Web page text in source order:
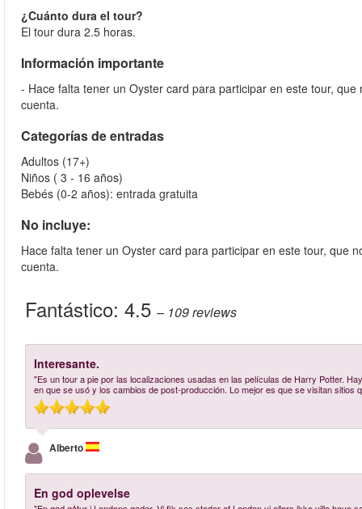
¿Cuánto dura el tour?
El tour dura 2.5 horas.
Información importante
- Hace falta tener un Oyster card para participar en este tour,
cuenta.
Categorías de entradas
Adultos (17+)
Niños ( 3 - 16 años)
Bebés (0-2 años): entrada gratuita
No incluye:
Hace falta tener un Oyster card para participar en este tour, que
cuenta.
Fantástico: 4.5 – 109reviews
Interesante.
"Es un tour a pie por las localizaciones usadas en las películas de Harry Potter.
en que se usó y los cambios de post-producción. Lo mejor es que se visitan sitios
Alberto
En god oplevelse